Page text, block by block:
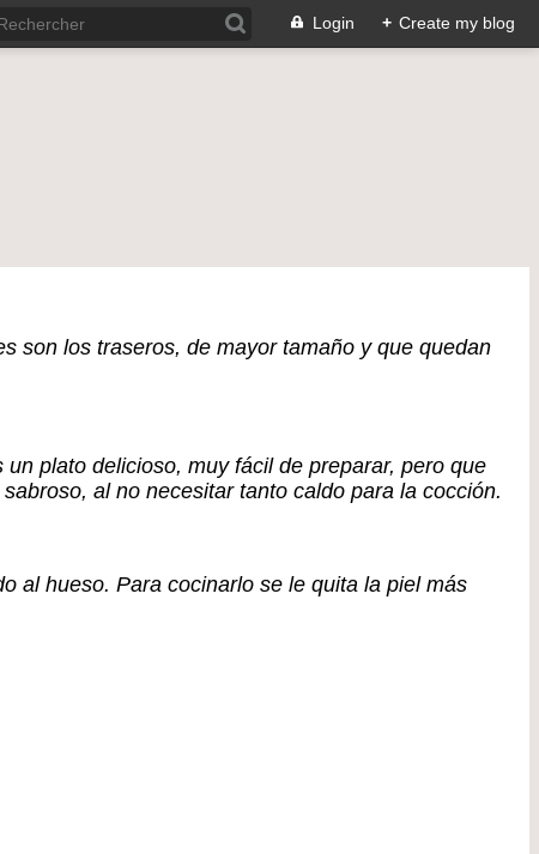
Login + Create my blog
son los traseros, de mayor tamaño y que quedan
plato delicioso, muy fácil de preparar, pero que
al no necesitar tanto caldo para la cocción.
al hueso. Para cocinarlo se le quita la piel más